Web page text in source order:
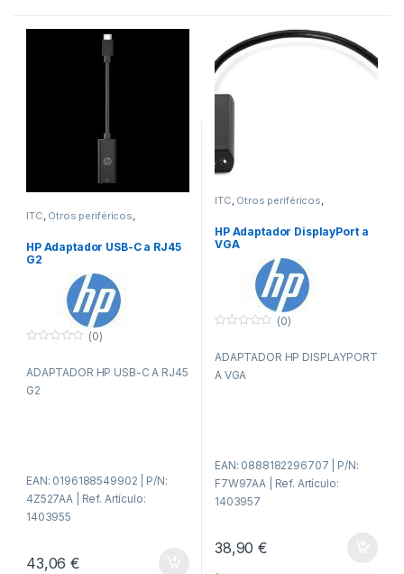
ITC, Otros periféricos,
Periféricos
HP Adaptador USB-C a RJ45
G2
u
r
(0)
ADAPTADOR HP USB-C A RJ45
G2
EAN: 0196188549902 | P/N:
4Z527AA | Ref. Artículo:
1403955
43,06€
ITC, Otros periféricos,
Periféricos
HP Adaptador DisplayPort a
VGA
u
r
(0)
ADAPTADOR HP DISPLAYPORT
A VGA
EAN: 0888182296707 | P/N:
F7W97AA | Ref. Artículo:
1403957
38,90€